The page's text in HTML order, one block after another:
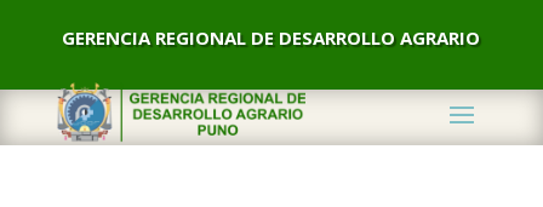
GERENCIA REGIONAL DE DESARROLLO AGRARIO